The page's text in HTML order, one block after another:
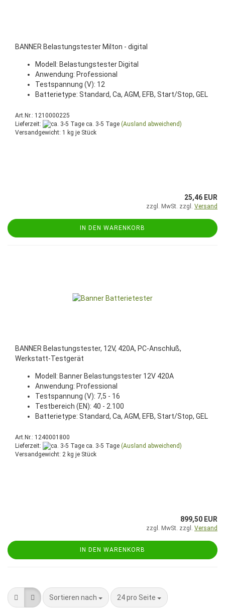
BANNER Belastungstester Milton - digital
Modell: Belastungstester Digital
Anwendung: Professional
Testspannung (V): 12
Batterietype: Standard, Ca, AGM, EFB, Start/Stop, GEL
Art.Nr.: 1210000225
Lieferzeit:
ca. 3-5 Tage (Ausland abweichend)
Versandgewicht: 1 kg je Stück
25,46 EUR
zzgl. MwSt. zzgl. Versand
IN DEN WARENKORB
BANNER Belastungstester, 12V, 420A, PC-Anschluß,
Werkstatt-Testgerät
Modell: Banner Belastungstester 12V 420A
Anwendung: Professional
Testspannung (V): 7,5 - 16
Testbereich (EN): 40 - 2.100
Batterietype: Standard, Ca, AGM, EFB, Start/Stop, GEL
Art.Nr.: 1240001800
Lieferzeit:
ca. 3-5 Tage (Ausland abweichend)
Versandgewicht: 2 kg je Stück
899,50 EUR
zzgl. MwSt. zzgl. Versand
IN DEN WARENKORB
Sortieren nach
Sortieren nach 24 pro Seite
pro Seite